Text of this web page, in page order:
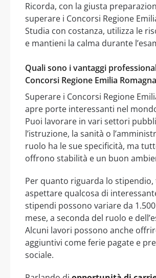
Ricorda, con la giusta
superare i Concorsi Regione
Studia con costanza, utilizza le
e mantieni la calma durante
Quali sono i vantaggi
Concorsi Regione Emilia
Superare i Concorsi Regione
apre porte interessanti nel
Puoi lavorare in vari settori
l’istruzione, la sanità o
ruolo ha le sue specificità, ma
offrono stabilità e un buon
Per quanto riguarda lo stipendio,
aspettare qualcosa di
stipendi possono variare da
mese, a seconda del ruolo e
Alcuni lavori possono anche
aggiuntivi come ferie pagate e
sociale.